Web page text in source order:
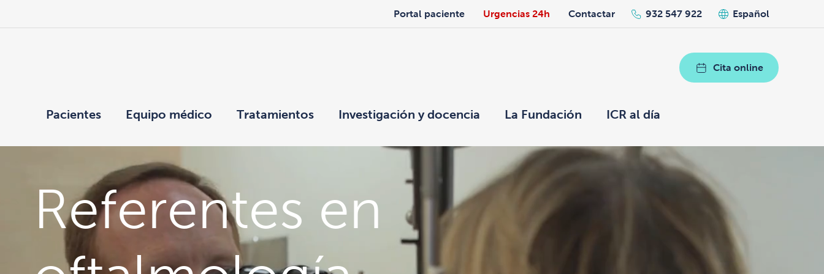
Portal paciente Urgencias 24h Contactar 932 547 922 Español
Cita online
Pacientes Equipo médico Tratamientos Investigación y docencia La Fundación ICR al día
Referentes en